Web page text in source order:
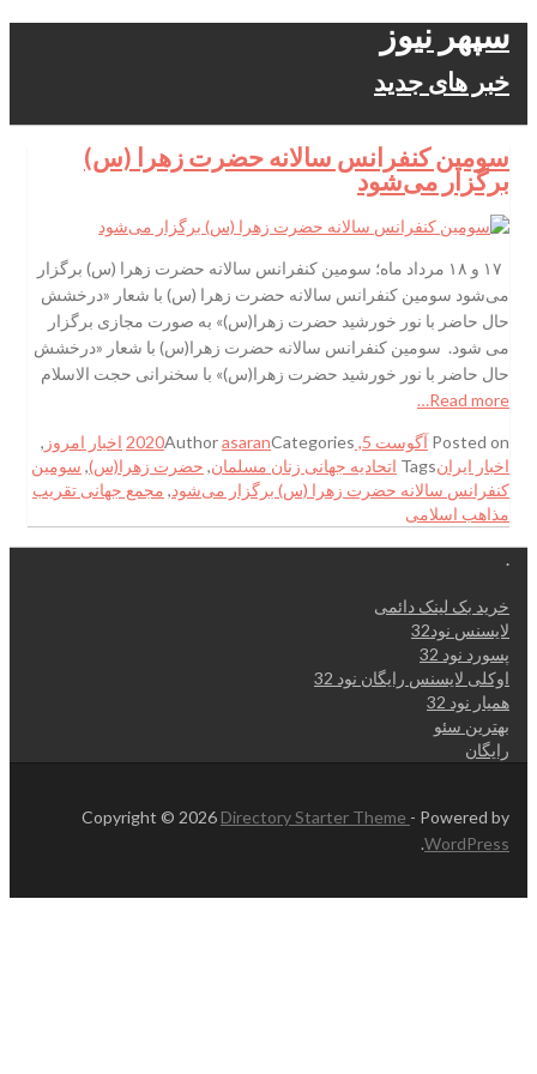
سپهر نیوز
خبر های جدید
سومین کنفرانس سالانه حضرت زهرا (س)
برگزار می‌شود
۱۷ و ۱۸ مرداد ماه؛ سومین کنفرانس سالانه حضرت زهرا (س) برگزار
می‌شود سومین کنفرانس سالانه حضرت زهرا (س) با شعار «درخشش
حال حاضر با نور خورشید حضرت زهرا(س)» به صورت مجازی برگزار
می شود. سومین کنفرانس سالانه حضرت زهرا(س) با شعار «درخشش
حال حاضر با نور خورشید حضرت زهرا(س)» با سخنرانی حجت الاسلام
Read more…
Posted on آگوست 5, 2020 AuthorasaranCategories اخبار امروز ,
اخبار ایرانTags اتحادیه جهانی زنان مسلمان, حضرت زهرا(س), سومین
کنفرانس سالانه حضرت زهرا (س) برگزار می‌شود, مجمع جهانی تقریب
مذاهب اسلامی
.
خرید بک لینک دائمی
لایسنس نود32
پسورد نود 32
اوکلی لایسنس رایگان نود 32
همیار نود 32
بهترین سئو
رایگان
Copyright © 2026 Directory Starter Theme - Powered by
WordPress
.